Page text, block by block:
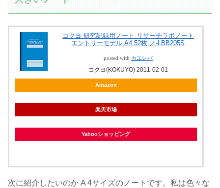
コクヨ 研究記録用ノート リサーチラボノート
エントリーモデル A4 52枚 ノ-LBB205S
posted with カエレバ
コクヨ(KOKUYO) 2011-02-01
Amazon
楽天市場
Yahooショッピング
次に紹介したいのか A 4サイズのノートです。私は色々な